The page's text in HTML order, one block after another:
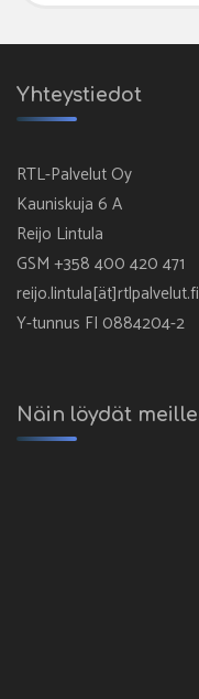
Yhteystiedot
RTL-Palvelut Oy
Kauniskuja 6 A
Reijo Lintula
GSM +358 400 420 471
reijo.lintula[ät]rtlpalvelut.fi
Y-tunnus FI 0884204-2
Näin löydät meille